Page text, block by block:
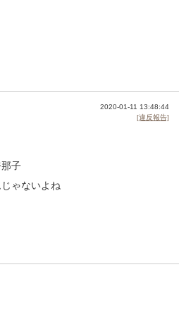
2020-01-11 13:48:44
[違反報告]
子
ゃないよね